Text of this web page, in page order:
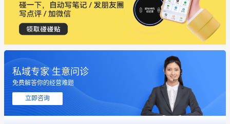
私域专家 生意问诊
免费解答你的经营难题
立即咨询
这个营销策划案例推荐大家看一下